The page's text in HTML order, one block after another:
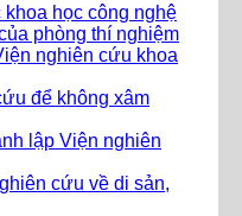
học công nghệ
phòng thí nghiệm
nghiên cứu khoa
để không xâm
lập Viện nghiên
cứu về di sản,